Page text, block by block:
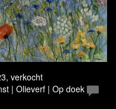
verkocht
| Olieverf | Op doek